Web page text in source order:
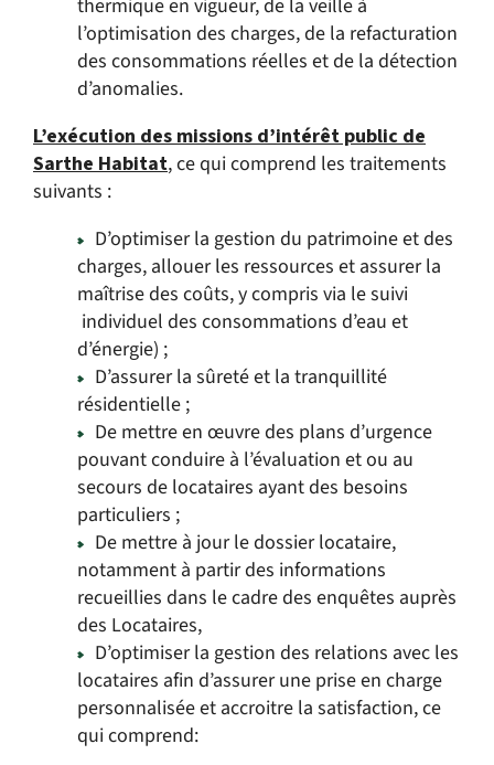
thermique en vigueur, de la veille à
l’optimisation des charges, de la refacturation
des consommations réelles et de la détection
d’anomalies.
L’exécution des missions d’intérêt public de
Sarthe Habitat, ce qui comprend les traitements
suivants :
D’optimiser la gestion du patrimoine et des
charges, allouer les ressources et assurer la
maîtrise des coûts, y compris via le suivi
individuel des consommations d’eau et
d’énergie) ;
D’assurer la sûreté et la tranquillité
résidentielle ;
De mettre en œuvre des plans d’urgence
pouvant conduire à l’évaluation et ou au
secours de locataires ayant des besoins
particuliers ;
De mettre à jour le dossier locataire,
notamment à partir des informations
recueillies dans le cadre des enquêtes auprès
des Locataires,
D’optimiser la gestion des relations avec les
locataires afin d’assurer une prise en charge
personnalisée et accroitre la satisfaction, ce
qui comprend: